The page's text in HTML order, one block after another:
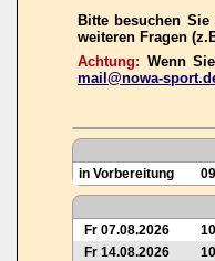
Bitte besuchen
weiteren Fragen
Achtung: Wenn
mail@nowa-
in Vorbereitung
Fr 07.08.2026
Fr 14.08.2026